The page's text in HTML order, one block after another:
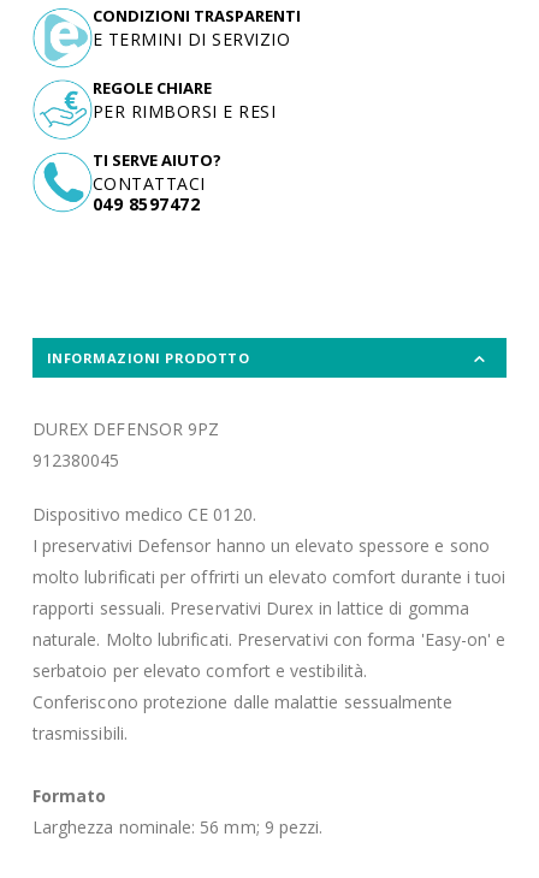
TI SERVE AIUTO?
CONTATTACI
049 8597472
CONDIZIONI TRASPARENTI
E TERMINI DI SERVIZIO
REGOLE CHIARE
PER RIMBORSI E RESI
INFORMAZIONI PRODOTTO
DUREX DEFENSOR 9PZ
912380045
Dispositivo medico CE 0120.
I preservativi Defensor hanno un elevato spessore e sono
molto lubrificati per offrirti un elevato comfort durante i tuoi
rapporti sessuali. Preservativi Durex in lattice di gomma
naturale. Molto lubrificati. Preservativi con forma 'Easy-on' e
serbatoio per elevato comfort e vestibilità.
Conferiscono protezione dalle malattie sessualmente
trasmissibili.
Formato
Larghezza nominale: 56 mm; 9 pezzi.